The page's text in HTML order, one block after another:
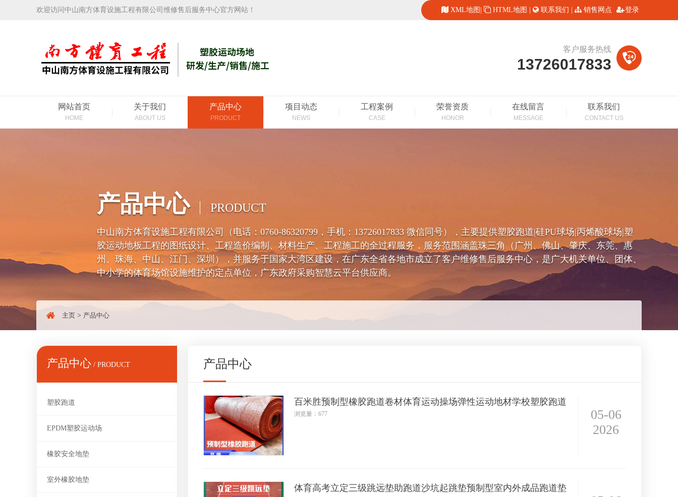
欢迎访问中山南方体育设施工程有限公司维修售后服务中心官方网站！ XML地图 HTML地图 联系我们 销售网点 登录
客户服务热线
13726017833
网站首页
HOME
关于我们
ABOUT US
产品中心
PRODUCT
项目动态
NEWS
工程案例
CASE
荣誉资质
HONOR
在线留言
MESSAGE
联系我们
CONTACT US
产品中心 PRODUCT
中山南方体育设施工程有限公司（电话：0760-86320799，手机：13726017833 微信同号），主要提供塑胶跑道|硅PU球场|丙烯酸球场|塑
胶运动地板工程的图纸设计、工程造价编制、材料生产、工程施工的全过程服务，服务范围涵盖珠三角（广州、佛山、肇庆、东莞、惠
州、珠海、中山、江门、深圳），并服务于国家大湾区建设，在广东全省各地市成立了客户维修售后服务中心，是广大机关单位、团体、
中小学的体育场馆设施维护的定点单位，广东政府采购智慧云平台供应商。
主页 > 产品中心
产品中心 / PRODUCT
塑胶跑道
EPDM塑胶运动场
橡胶安全地垫
室外橡胶地垫
产品中心
百米胜预制型橡胶跑道卷材体育运动操场弹性运动地材学校塑胶跑道
浏览量：677
05-06
2026
体育高考立定三级跳远垫助跑道沙坑起跳垫预制型室内外成品跑道垫